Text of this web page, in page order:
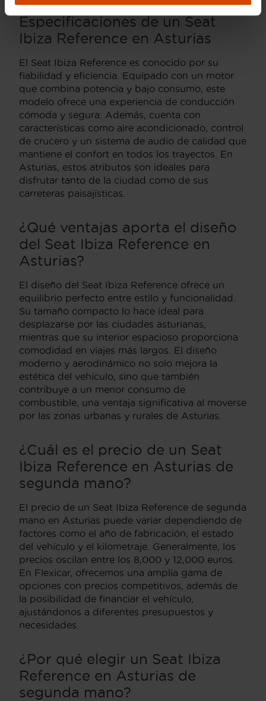
Especificaciones de un Seat
Ibiza Reference en Asturias
El Seat Ibiza Reference es conocido por su
fiabilidad y eficiencia. Equipado con un motor
que combina potencia y bajo consumo, este
modelo ofrece una experiencia de conducción
cómoda y segura. Además, cuenta con
características como aire acondicionado, control
de crucero y un sistema de audio de calidad que
mantiene el confort en todos los trayectos. En
Asturias, estos atributos son ideales para
disfrutar tanto de la ciudad como de sus
carreteras paisajísticas.
¿Qué ventajas aporta el diseño
del Seat Ibiza Reference en
Asturias?
El diseño del Seat Ibiza Reference ofrece un
equilibrio perfecto entre estilo y funcionalidad.
Su tamaño compacto lo hace ideal para
desplazarse por las ciudades asturianas,
mientras que su interior espacioso proporciona
comodidad en viajes más largos. El diseño
moderno y aerodinámico no solo mejora la
estética del vehículo, sino que también
contribuye a un menor consumo de
combustible, una ventaja significativa al moverse
por las zonas urbanas y rurales de Asturias.
¿Cuál es el precio de un Seat
Ibiza Reference en Asturias de
segunda mano?
El precio de un Seat Ibiza Reference de segunda
mano en Asturias puede variar dependiendo de
factores como el año de fabricación, el estado
del vehículo y el kilometraje. Generalmente, los
precios oscilan entre los 8,000 y 12,000 euros.
En Flexicar, ofrecemos una amplia gama de
opciones con precios competitivos, además de
la posibilidad de financiar el vehículo,
ajustándonos a diferentes presupuestos y
necesidades.
¿Por qué elegir un Seat Ibiza
Reference en Asturias de
segunda mano?